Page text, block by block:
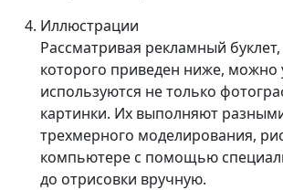
Иллюстрации
Рассматривая рекламный
которого приведен ниже, можно
используются не только
картинки. Их выполняют
трехмерного моделирования,
компьютере с помощью
до отрисовки вручную.